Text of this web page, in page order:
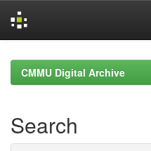
navigationCMMU Digital Archive
Search